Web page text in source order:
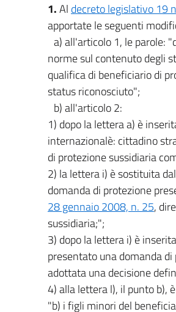
1.Al decreto legislativo 19
apportate le seguenti
a) all'articolo 1, le parole:
norme sul contenuto degli
qualifica di beneficiario di
status riconosciuto";
b) all'articolo 2:
1) dopo la lettera a) è
internazionalè: cittadino
di protezione sussidiaria
2) la lettera i) è sostituita
domanda di protezione
28 gennaio 2008, n. 25,
sussidiaria;";
3) dopo la lettera i) è
presentato una domanda
adottata una decisione
4) alla lettera l), il punto b),
"b) i figli minori del